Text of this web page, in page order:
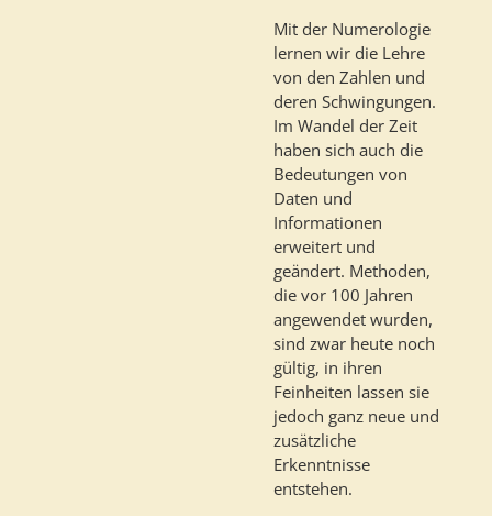
Mit der Numerologie
lernen wir die Lehre
von den Zahlen und
deren Schwingungen.
Im Wandel der Zeit
haben sich auch die
Bedeutungen von
Daten und
Informationen
erweitert und
geändert. Methoden,
die vor 100 Jahren
angewendet wurden,
sind zwar heute noch
gültig, in ihren
Feinheiten lassen sie
jedoch ganz neue und
zusätzliche
Erkenntnisse
entstehen.